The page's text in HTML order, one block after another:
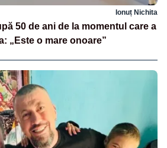
Ionuț Nichita
50 de ani de la momentul care a
„Este o mare onoare”